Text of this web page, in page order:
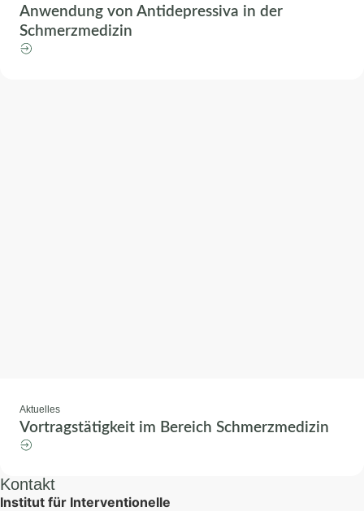
Anwendung von Antidepressiva in der
Schmerzmedizin
Aktuelles
Vortragstätigkeit im Bereich Schmerzmedizin
Kontakt
Institut für Interventionelle